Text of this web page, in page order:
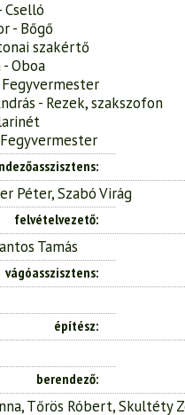
Cselló
- Bőgő
szakértő
Oboa
- Rezek, szakszofon
Péter, Szabó Virág
felvételvezető
Tamás
vágóasszisztens
építész
berendező
Tőrös Róbert, Skultéty